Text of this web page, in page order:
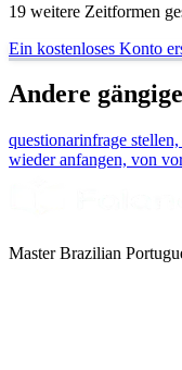
19 weitere Zeitformen
Ein kostenloses Konto
Andere
questionarinfrage
wieder anfangen, von
Master Brazilian